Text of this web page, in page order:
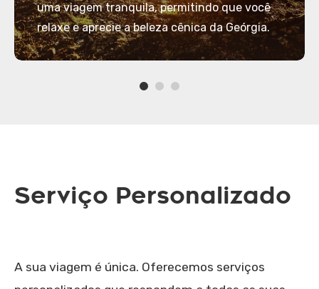
uma viagem tranquila, permitindo que você
relaxe e aprecie a beleza cênica da Geórgia.
Serviço Personalizado
A sua viagem é única. Oferecemos serviços